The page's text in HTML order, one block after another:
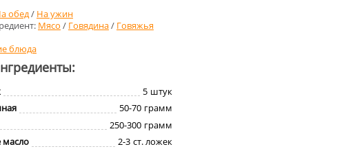
обед/ На ужин
Мясо / Говядина/ Говяжья
блюда
5 штук
50-70 грамм
250-300 грамм
масло
2-3 ст. ложек